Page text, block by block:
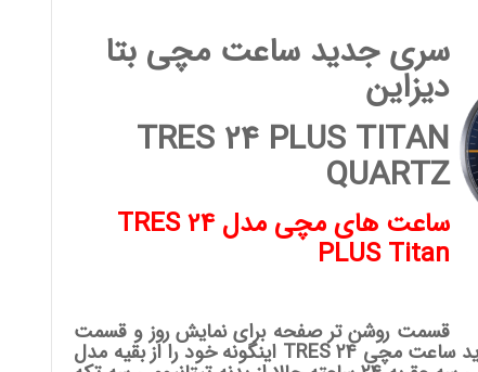
سری جدید ساعت مچی بتا
دیزاین
TRES 24 PLUS TITAN
QUARTZ
ساعت های مچی مدل TRES 24
PLUS Titan
قسمت روشن تر صفحه برای نمایش روز و قسمت
تیره تر برای نمایش شب. زیبایی مدل های جدید ساعت مچی TRES 24 اینگونه خود را از بقیه مدل